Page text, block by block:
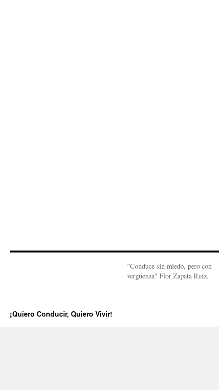
"Conduce sin miedo, pero con
vergüenza" Flor Zapata Ruiz.
¡Quiero Conducir, Quiero Vivir!